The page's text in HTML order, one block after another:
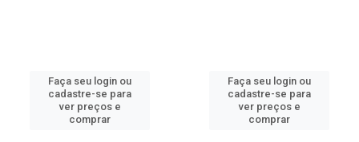
Faça seu login ou
cadastre-se para
ver preços e
comprar
Faça seu login ou
cadastre-se para
ver preços e
comprar